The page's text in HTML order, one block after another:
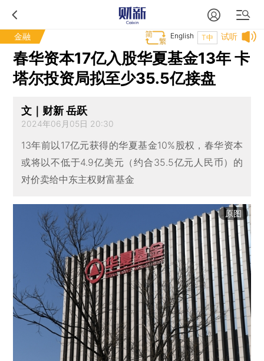
金融 试听
T中
English
春华资本17亿入股华夏基金13年 卡
塔尔投资局拟至少35.5亿接盘
文｜财新 岳跃
2024年06月05日 20:30
13年前以17亿元获得的华夏基金10%股权，春华资本
或将以不低于4.9亿美元（约合35.5亿元人民币）的
对价卖给中东主权财富基金
原图